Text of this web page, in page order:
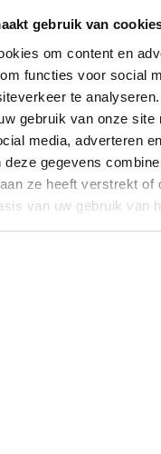
gebruik van
om content en
functies voor social
te
gebruik van onze site
media, adverteren
deze gegevens
ze heeft verstrekt of
van uw gebruik van
Liever
direct